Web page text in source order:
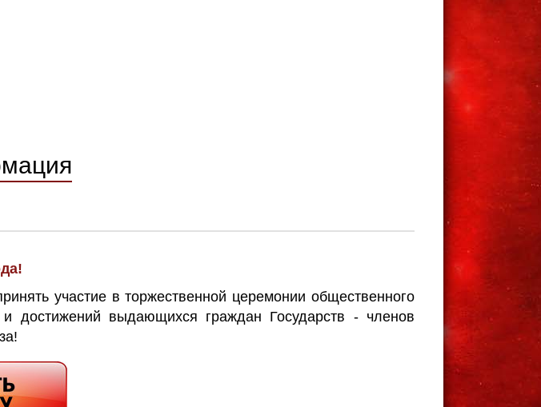
участие в торжественной церемонии общественного
и достижений выдающихся граждан Государств - членов